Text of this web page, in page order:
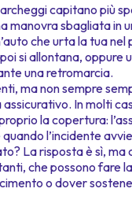
capitano più
manovra sbagliata in
che urta la tua nel
si allontana, oppure
una retromarcia.
ma non sempre
In molti
la copertura:
l’incidente
La risposta è sì, ma
che possono fare
o dover